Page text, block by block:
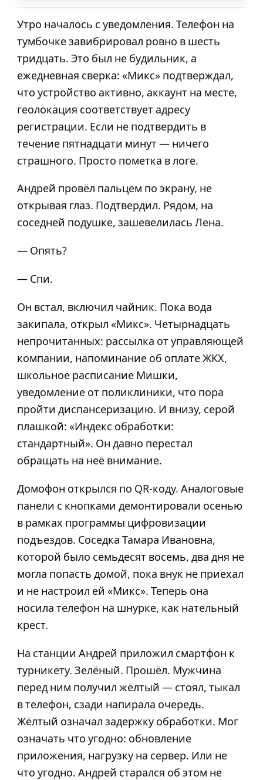
Утро началось с уведомления. Телефон на
тумбочке завибрировал ровно в шесть
тридцать. Это был не будильник, а
ежедневная сверка: «Микс» подтверждал,
что устройство активно, аккаунт на месте,
геолокация соответствует адресу
регистрации. Если не подтвердить в
течение пятнадцати минут — ничего
страшного. Просто пометка в логе.
Андрей провёл пальцем по экрану, не
открывая глаз. Подтвердил. Рядом, на
соседней подушке, зашевелилась Лена.
— Опять?
— Спи.
Он встал, включил чайник. Пока вода
закипала, открыл «Микс». Четырнадцать
непрочитанных: рассылка от управляющей
компании, напоминание об оплате ЖКХ,
школьное расписание Мишки,
уведомление от поликлиники, что пора
пройти диспансеризацию. И внизу, серой
плашкой: «Индекс обработки:
стандартный». Он давно перестал
обращать на неё внимание.
Домофон открылся по QR-коду. Аналоговые
панели с кнопками демонтировали осенью
в рамках программы цифровизации
подъездов. Соседка Тамара Ивановна,
которой было семьдесят восемь, два дня не
могла попасть домой, пока внук не приехал
и не настроил ей «Микс». Теперь она
носила телефон на шнурке, как нательный
крест.
На станции Андрей приложил смартфон к
турникету. Зелёный. Прошёл. Мужчина
перед ним получил жёлтый — стоял, тыкал
в телефон, сзади напирала очередь.
Жёлтый означал задержку обработки. Мог
означать что угодно: обновление
приложения, нагрузку на сервер. Или не
что угодно. Андрей старался об этом не